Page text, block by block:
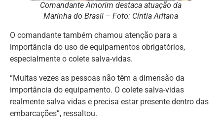
Comandante Amorim destaca atuação da
Marinha do Brasil – Foto: Cíntia Aritana
O comandante também chamou atenção para a
importância do uso de equipamentos obrigatórios,
especialmente o colete salva-vidas.
“Muitas vezes as pessoas não têm a dimensão da
importância do equipamento. O colete salva-vidas
realmente salva vidas e precisa estar presente dentro das
embarcações”, ressaltou.